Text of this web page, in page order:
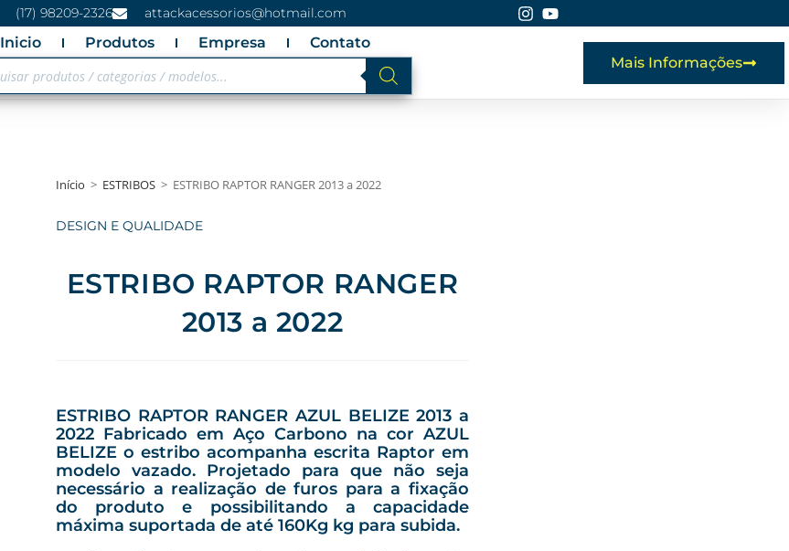
(17) 98209-2326 attackacessorios@hotmail.com
Inicio Produtos Empresa
Contato
Mais Informações
Início > ESTRIBOS > ESTRIBO RAPTOR RANGER 2013 a 2022
DESIGN E QUALIDADE
ESTRIBO RAPTOR RANGER
2013 a 2022
ESTRIBO RAPTOR RANGER AZUL BELIZE 2013 a
2022 Fabricado em Aço Carbono na cor AZUL
BELIZE o estribo acompanha escrita Raptor em
modelo vazado. Projetado para que não seja
necessário a realização de furos para a fixação
do produto e possibilitando a capacidade
máxima suportada de até 160Kg kg para subida.